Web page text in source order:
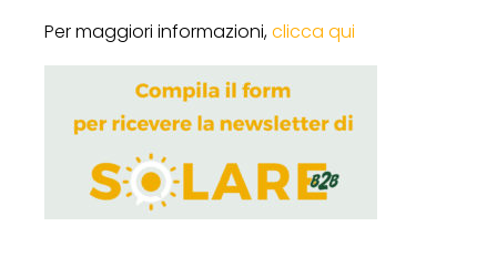
Per maggiori informazioni,clicca qui